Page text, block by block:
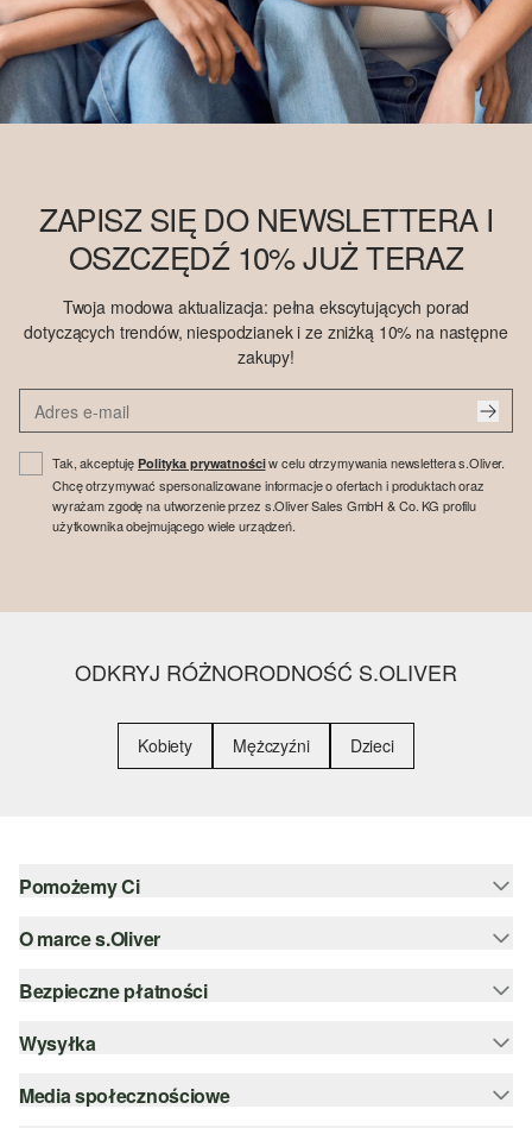
ZAPISZ SIĘ DO NEWSLETTERA I
OSZCZĘDŹ 10% JUŻ TERAZ
Twoja modowa aktualizacja: pełna ekscytujących porad
dotyczących trendów, niespodzianek i ze zniżką 10% na następne
zakupy!
Tak, akceptujęPolityka prywatnościw celu otrzymywania newslettera s.Oliver.
Chcę otrzymywać spersonalizowane informacje o ofertach i produktach oraz
wyrażam zgodę na utworzenie przez s.Oliver Sales GmbH & Co. KG profilu
użytkownika obejmującego wiele urządzeń.
ODKRYJ RÓŻNORODNOŚĆ S.OLIVER
Kobiety Mężczyźni Dzieci
Pomożemy Ci
Pomoc i FAQ
Porady dotyczące rozmiarów
Kategorie
O marce s.Oliver
Newsletter
s.Oliver Group
Bezpieczne płatności
PayPal
Klarna
Wysyłka
DHL PL
Media społecznościowe